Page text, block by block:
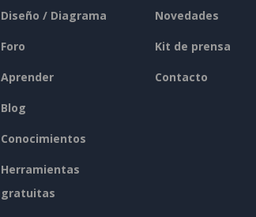
Diseño / Diagrama
Foro
Aprender
Blog
Conocimientos
Herramientas
gratuitas
Novedades
Kit de prensa
Contacto